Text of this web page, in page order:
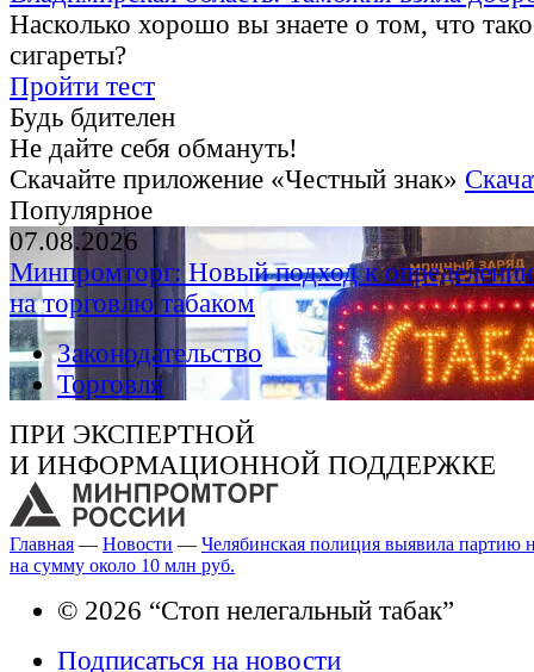
Насколько хорошо вы знаете о том, что
сигареты?
Пройти тест
Будь бдителен
Не дайте себя обмануть!
Скачайте приложение «Честный знак»
Популярное
07.08.2026
Минпромторг: Новый подход к
на торговлю табаком
Законодательство
Торговля
ПРИ ЭКСПЕРТНОЙ
И ИНФОРМАЦИОННОЙ ПОДДЕРЖКЕ
Главная — Новости — Челябинская полиция выявила партию
на сумму около 10 млн руб.
© 2026 “Стоп нелегальный табак”
Подписаться на новости